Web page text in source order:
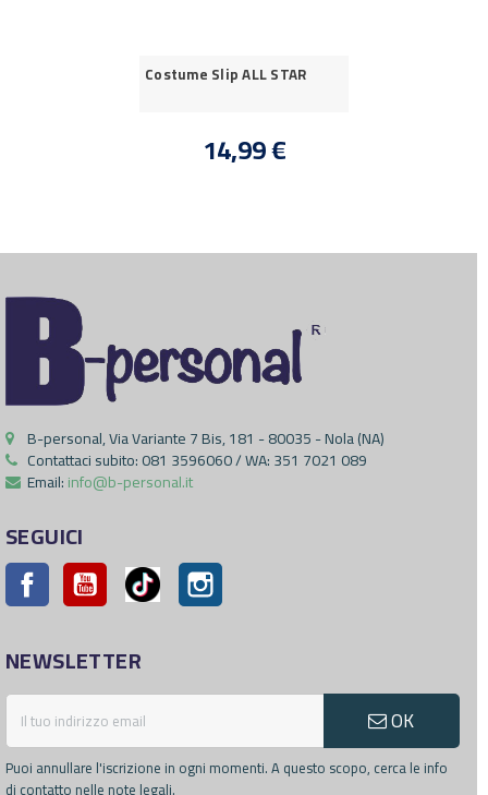
Costume Slip ALL STAR
14,99 €
B-personal, Via Variante 7 Bis, 181 - 80035 - Nola (NA)
Contattaci subito:081 3596060 / WA: 351 7021 089
Email:info@b-personal.it
SEGUICI
Facebook YouTube Pinterest
NEWSLETTER
OK
Puoi annullare l'iscrizione in ogni momenti. A questo scopo, cerca le info
di contatto nelle note legali.